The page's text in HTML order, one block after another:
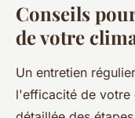
Conseils
de votre
Un entretien
l'efficacité de votre